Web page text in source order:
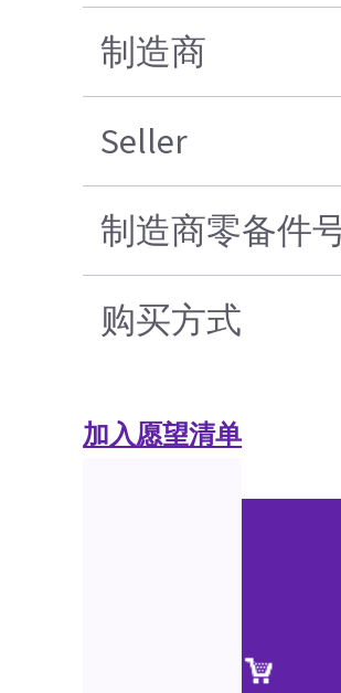
制造商
Seller
制造商零备件
购买方式
加入愿望清单